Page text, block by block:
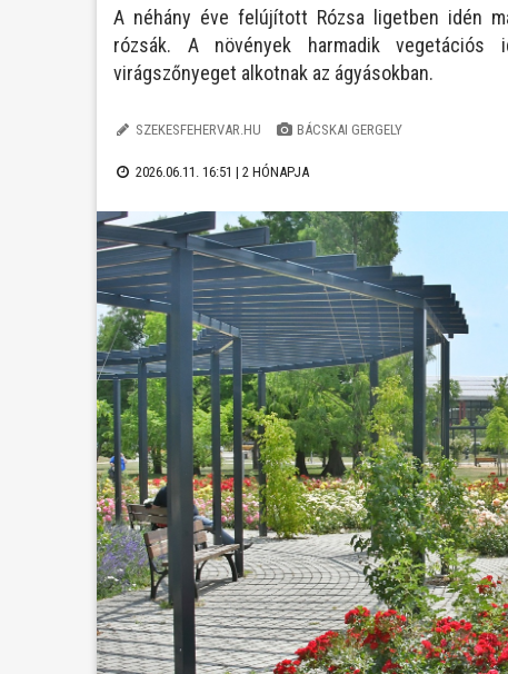
A néhány éve felújított Rózsa ligetben idén
rózsák. A növények harmadik vegetációs
virágszőnyeget alkotnak az ágyásokban.
SZEKESFEHERVAR.HU BÁCSKAI GERGELY
2026.06.11. 16:51 | 2 HÓNAPJA